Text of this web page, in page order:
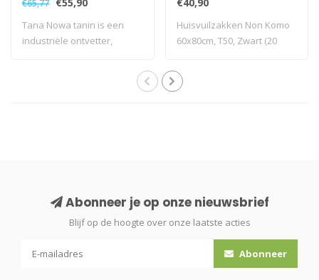
€65,77
Tana Nowa tanin is een
industriële ontvetter,
Huisvuilzakken Non Komo
60x80cm, T50, Zwart (20
Abonneer je op onze nieuwsbrief
Blijf op de hoogte over onze laatste acties
Abonneer